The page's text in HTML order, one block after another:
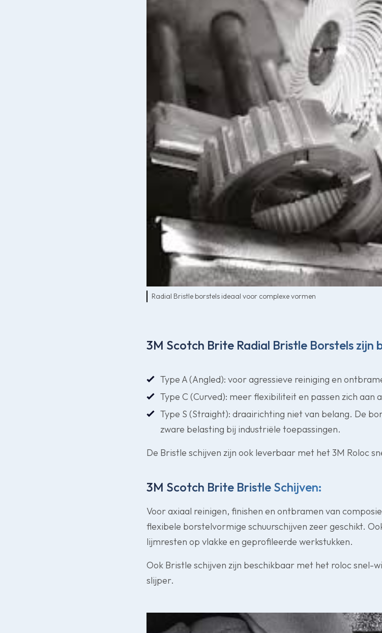
Radial Bristle borstels ideaal voor complexe vormen
3M Scotch Brite Radial Bristle Borstels zijn
Type A (Angled): voor agressieve reiniging en
Type C (Curved): meer flexibiliteit en passen zich aan
Type S (Straight): draairichting niet van belang. De
zware belasting bij industriële toepassingen.
De Bristle schijven zijn ook leverbaar met het 3M Roloc
3M Scotch Brite Bristle Schijven:
Voor axiaal reinigen, finishen en ontbramen van
flexibele borstelvormige schuurschijven zeer geschikt.
lijmresten op vlakke en geprofileerde werkstukken.
Ook Bristle schijven zijn beschikbaar met het roloc snel-
slijper.